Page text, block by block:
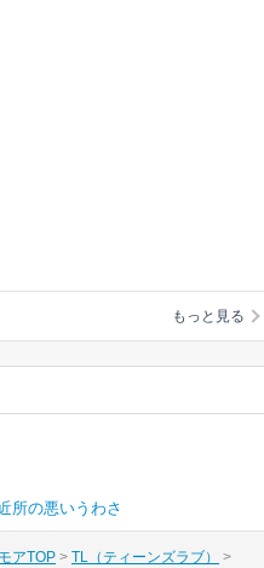
もっと見る
所の悪いうわさ
アTOP
TL（ティーンズラブ）